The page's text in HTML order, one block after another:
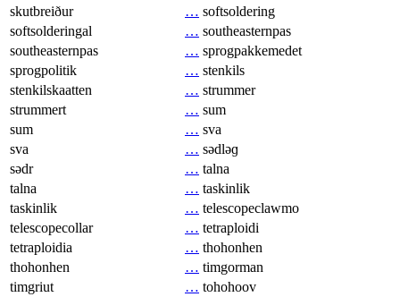
skutbreiður
… softsoldering
softsolderingal
… southeasternpas
southeasternpas
… sprogpakkemedet
sprogpolitik
… stenkils
stenkilskaatten
… strummer
strummert
… sum
sum
… sva
sva
… sədləɡ
sədr
… talna
talna
… taskinlik
taskinlik
… telescopeclawmo
telescopecollar
… tetraploidi
tetraploidia
… thohonhen
thohonhen
… timgorman
timgriut
… tohohoov